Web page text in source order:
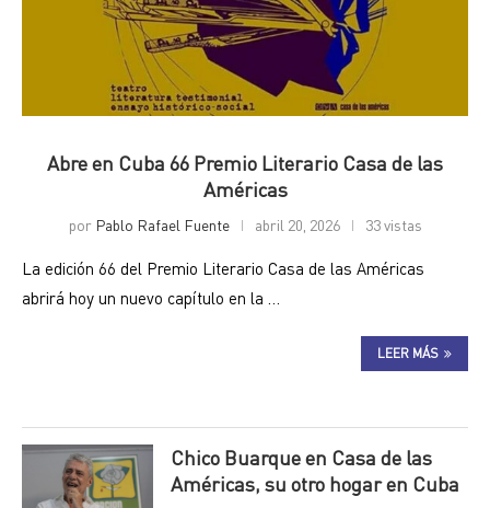
Abre en Cuba 66 Premio Literario Casa de las
Américas
por Pablo Rafael Fuente abril 20, 2026 33 vistas
La edición 66 del Premio Literario Casa de las Américas
abrirá hoy un nuevo capítulo en la …
LEER MÁS
Chico Buarque en Casa de las
Américas, su otro hogar en Cuba